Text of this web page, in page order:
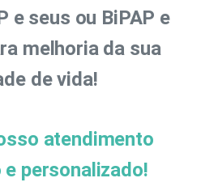
e seus ou BiPAP e
melhoria da sua
de vida!
atendimento
personalizado!